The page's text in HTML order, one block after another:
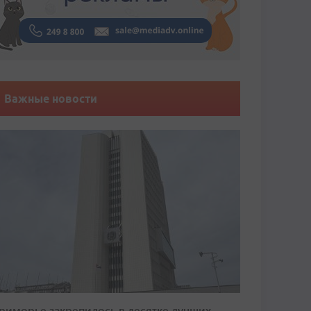
Важные новости